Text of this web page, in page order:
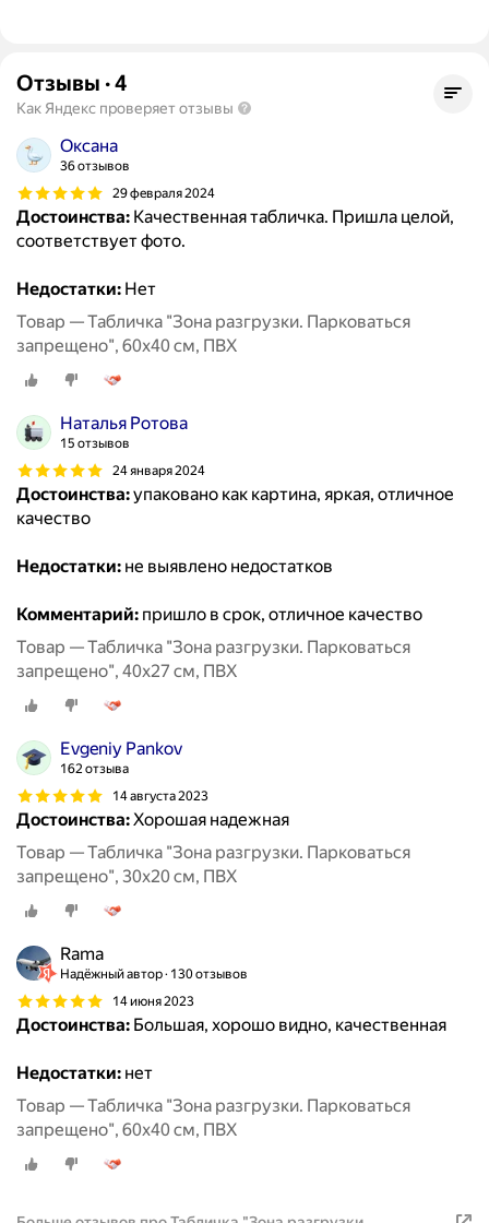
Отзывы ·4
Как Яндекс проверяет отзывы
Оксана
36 отзывов
29 февраля 2024
Достоинства: Качественная табличка. Пришла целой,
соответствует фото.
Недостатки: Нет
Товар — Табличка "Зона разгрузки. Парковаться
запрещено", 60х40 см, ПВХ
Наталья Ротова
15 отзывов
24 января 2024
Достоинства:упаковано как картина, яркая, отличное
качество
Недостатки: не выявлено недостатков
Комментарий: пришло в срок, отличное качество
Товар — Табличка "Зона разгрузки. Парковаться
запрещено", 40х27 см, ПВХ
Evgeniy Pankov
162 отзыва
14 августа 2023
Достоинства:Хорошая надежная
Товар — Табличка "Зона разгрузки. Парковаться
запрещено", 30х20 см, ПВХ
Rama
Надёжный автор 130 отзывов
14 июня 2023
Достоинства: Большая, хорошо видно, качественная
Недостатки: нет
Товар — Табличка "Зона разгрузки. Парковаться
запрещено", 60х40 см, ПВХ